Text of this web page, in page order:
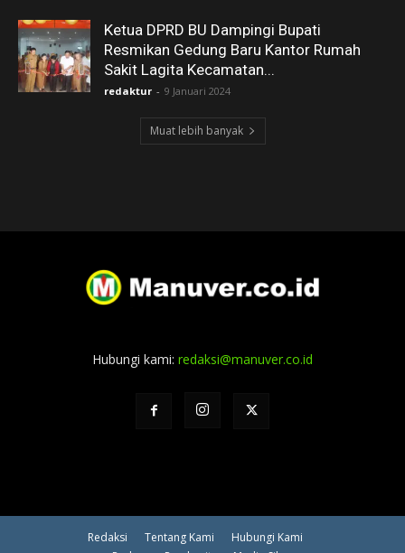
Ketua DPRD BU Dampingi Bupati
Resmikan Gedung Baru Kantor Rumah
Sakit Lagita Kecamatan...
redaktur - 9 Januari 2024
Muat lebih banyak
Hubungi kami: redaksi@manuver.co.id
Redaksi Tentang Kami
Hubungi Kami